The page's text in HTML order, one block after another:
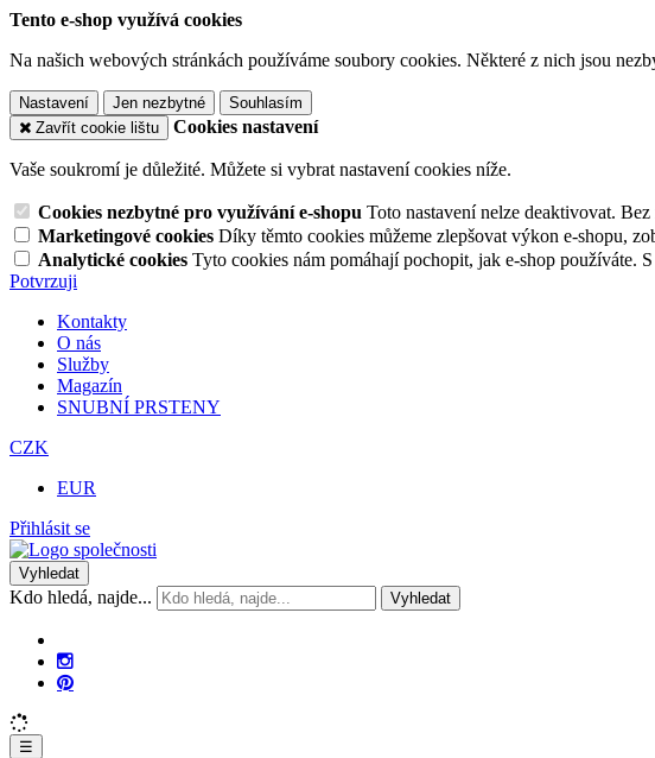
Tento e-shop využívá cookies
Na našich webových stránkách používáme soubory cookies. Některé z nich jsou
Nastavení Jen nezbytné
Souhlasím
Zavřít cookie lištu
Cookies nastavení
Vaše soukromí je důležité. Můžete si vybrat nastavení cookies níže.
Cookies nezbytné pro využívání e-shopu Toto nastavení nelze deaktivovat.
Marketingové cookies Díky těmto cookies můžeme zlepšovat výkon e-shopu,
Analytické cookies Tyto cookies nám pomáhají pochopit, jak e-shop používáte.
Potvrzuji
Kontakty
O nás
Služby
Magazín
SNUBNÍ PRSTENY
CZK
EUR
Přihlásit se
Vyhledat
Kdo hledá, najde... Vyhledat
☰